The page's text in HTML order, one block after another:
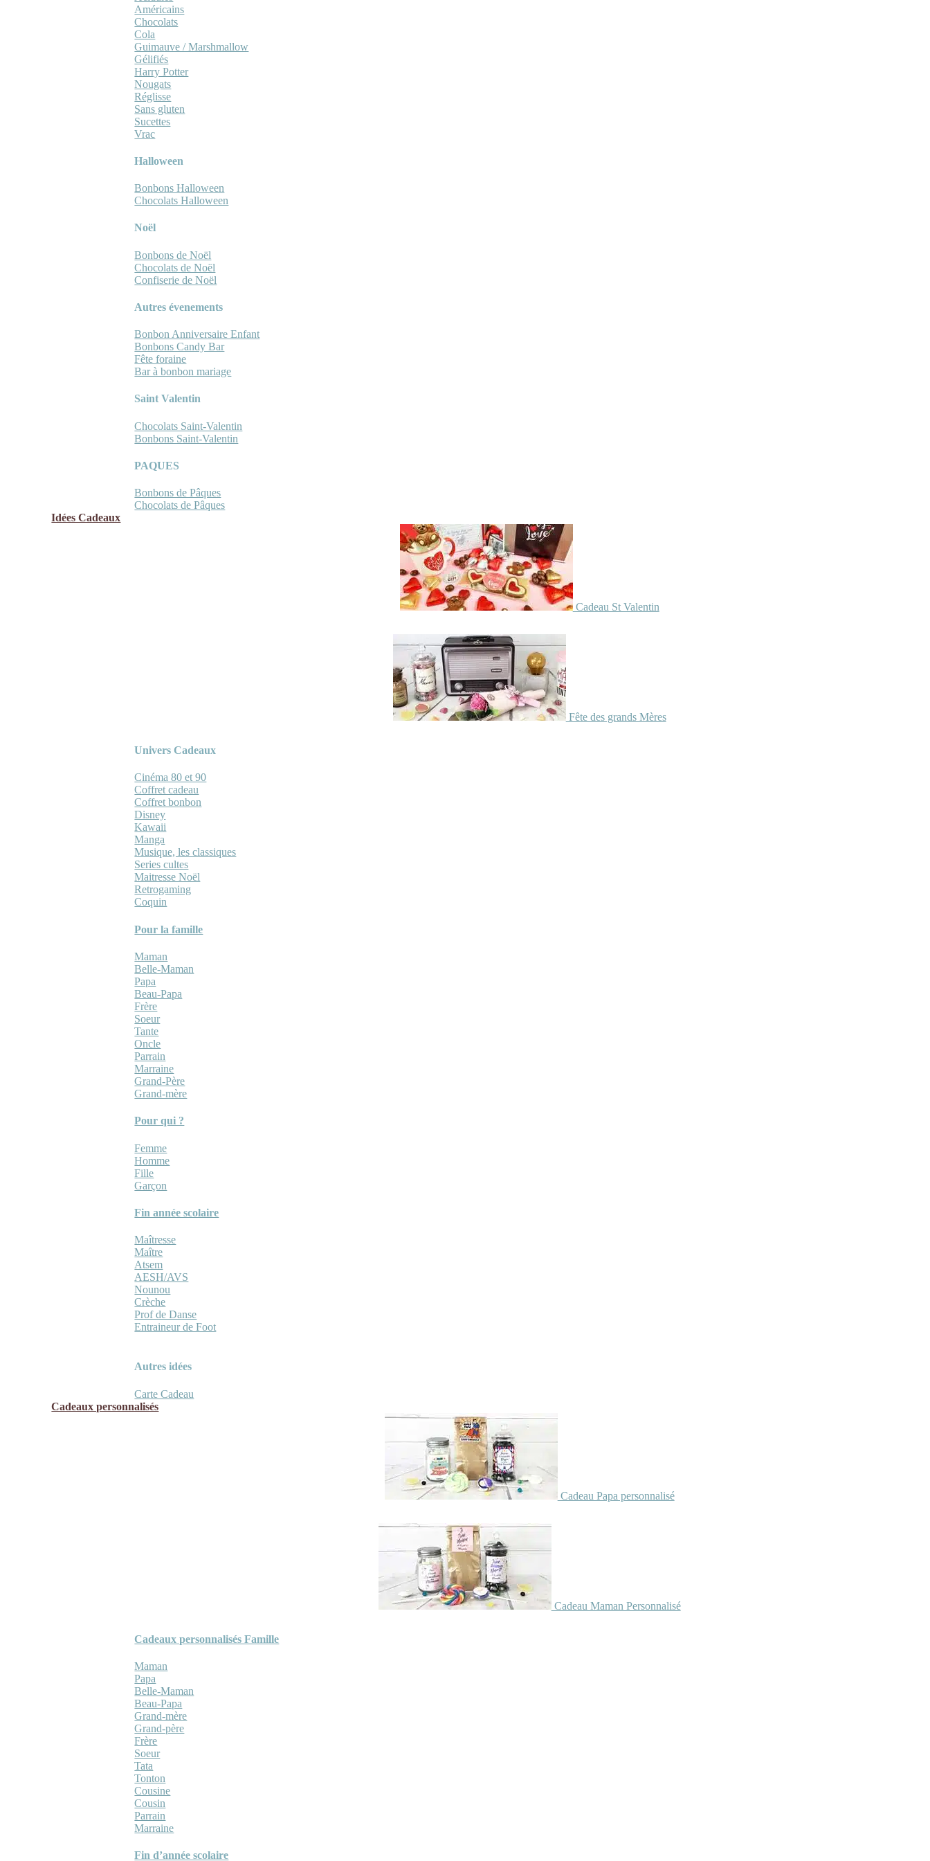
Américains
Chocolats
Cola
Guimauve / Marshmallow
Gélifiés
Harry Potter
Nougats
Réglisse
Sans gluten
Sucettes
Vrac
Halloween
Bonbons Halloween
Chocolats Halloween
Noël
Bonbons de Noël
Chocolats de Noël
Confiserie de Noël
Autres évenements
Bonbon Anniversaire Enfant
Bonbons Candy Bar
Fête foraine
Bar à bonbon mariage
Saint Valentin
Chocolats Saint-Valentin
Bonbons Saint-Valentin
PAQUES
Bonbons de Pâques
Chocolats de Pâques
Idées Cadeaux
Cadeau St Valentin
Fête des grands Mères
Univers Cadeaux
Cinéma 80 et 90
Coffret cadeau
Coffret bonbon
Disney
Kawaii
Manga
Musique, les classiques
Series cultes
Maitresse Noël
Retrogaming
Coquin
Pour la famille
Maman
Belle-Maman
Papa
Beau-Papa
Frère
Soeur
Tante
Oncle
Parrain
Marraine
Grand-Père
Grand-mère
Pour qui ?
Femme
Homme
Fille
Garçon
Fin année scolaire
Maîtresse
Maître
Atsem
AESH/AVS
Nounou
Crèche
Prof de Danse
Entraineur de Foot
Autres idées
Carte Cadeau
Cadeaux personnalisés
Cadeau Papa personnalisé
Cadeau Maman Personnalisé
Cadeaux personnalisés Famille
Maman
Papa
Belle-Maman
Beau-Papa
Grand-mère
Grand-père
Frère
Soeur
Tata
Tonton
Cousine
Cousin
Parrain
Marraine
Fin d’année scolaire